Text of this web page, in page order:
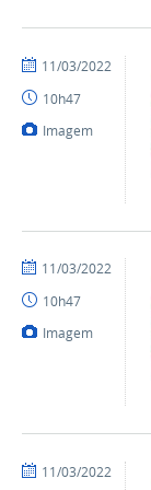
por
publicado
11/03/2022
10h47
Imagem
por
publicado
11/03/2022
10h47
Imagem
por
publicado
11/03/2022